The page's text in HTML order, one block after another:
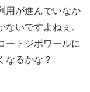
用が進んでいなか
いですよねぇ。
ートジボワールに
なるかな？